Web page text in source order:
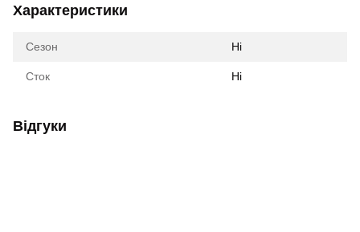
Характеристики
Сезон Ні
Сток Ні
Відгуки